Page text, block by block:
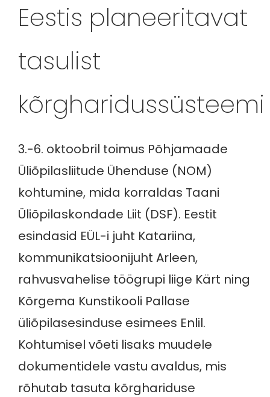
Eestis planeeritavat
tasulist
kõrgharidussüsteemi
3.-6. oktoobril toimus Põhjamaade
Üliõpilasliitude Ühenduse (NOM)
kohtumine, mida korraldas Taani
Üliõpilaskondade Liit (DSF). Eestit
esindasid EÜL-i juht Katariina,
kommunikatsioonijuht Arleen,
rahvusvahelise töögrupi liige Kärt ning
Kõrgema Kunstikooli Pallase
üliõpilasesinduse esimees Enlil.
Kohtumisel võeti lisaks muudele
dokumentidele vastu avaldus, mis
rõhutab tasuta kõrghariduse